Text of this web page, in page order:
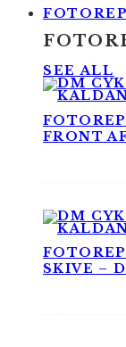
SEE ALL
FRONT
SKIVE –